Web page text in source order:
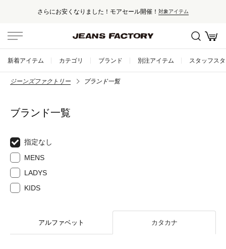
さらにお安くなりました！モアセール開催！ 対象アイテム
新着アイテム カテゴリ ブランド 別注アイテム スタッフス
ジーンズファクトリー ブランド一覧
ブランド一覧
指定なし
MENS
LADYS
KIDS
アルファベット カタカナ